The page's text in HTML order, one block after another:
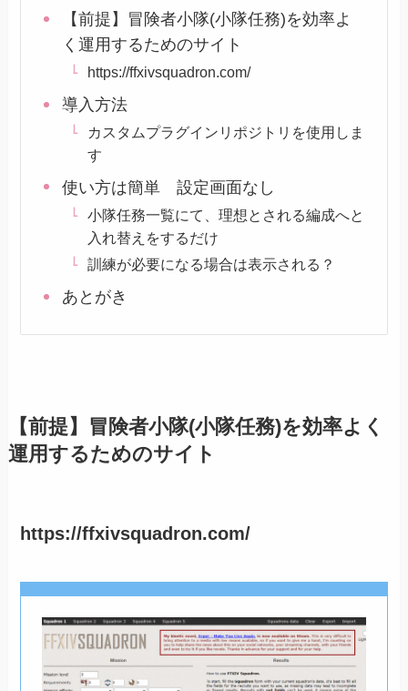
【前提】冒険者小隊(小隊任務)を効率よ
く運用するためのサイト
https://ffxivsquadron.com/
導入方法
カスタムプラグインリポジトリを使用しま
す
使い方は簡単 設定画面なし
小隊任務一覧にて、理想とされる編成へと
入れ替えをするだけ
訓練が必要になる場合は表示される？
あとがき
【前提】冒険者小隊(小隊任務)を効率よく
運用するためのサイト
https://ffxivsquadron.com/